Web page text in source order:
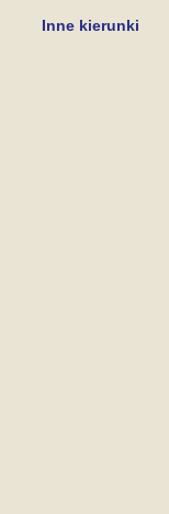
Inne kierunki